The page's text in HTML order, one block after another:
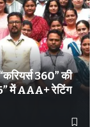
360” की
में AAA+ रेटिंग